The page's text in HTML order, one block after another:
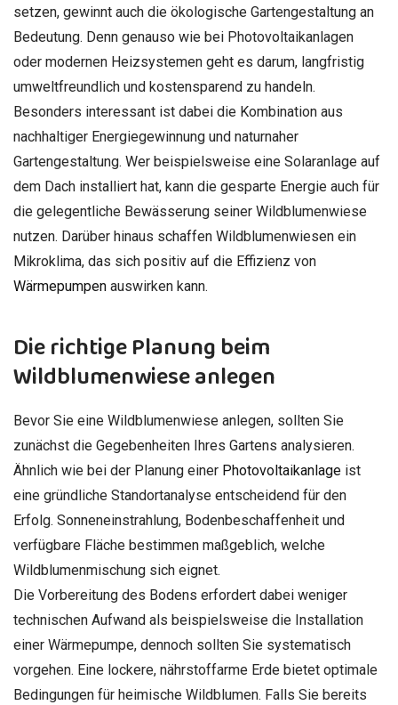
setzen, gewinnt auch die ökologische Gartengestaltung an
Bedeutung. Denn genauso wie bei Photovoltaikanlagen
oder modernen Heizsystemen geht es darum, langfristig
umweltfreundlich und kostensparend zu handeln.
Besonders interessant ist dabei die Kombination aus
nachhaltiger Energiegewinnung und naturnaher
Gartengestaltung. Wer beispielsweise eine Solaranlage auf
dem Dach installiert hat, kann die gesparte Energie auch für
die gelegentliche Bewässerung seiner Wildblumenwiese
nutzen. Darüber hinaus schaffen Wildblumenwiesen ein
Mikroklima, das sich positiv auf die Effizienz von
Wärmepumpen auswirken kann.
Die richtige Planung beim
Wildblumenwiese anlegen
Bevor Sie eine Wildblumenwiese anlegen, sollten Sie
zunächst die Gegebenheiten Ihres Gartens analysieren.
Ähnlich wie bei der Planung einer Photovoltaikanlage ist
eine gründliche Standortanalyse entscheidend für den
Erfolg. Sonneneinstrahlung, Bodenbeschaffenheit und
verfügbare Fläche bestimmen maßgeblich, welche
Wildblumenmischung sich eignet.
Die Vorbereitung des Bodens erfordert dabei weniger
technischen Aufwand als beispielsweise die Installation
einer Wärmepumpe, dennoch sollten Sie systematisch
vorgehen. Eine lockere, nährstoffarme Erde bietet optimale
Bedingungen für heimische Wildblumen. Falls Sie bereits